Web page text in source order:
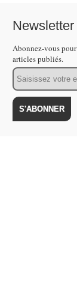
Newsletter
Abonnez-vous
articles publiés.
Email